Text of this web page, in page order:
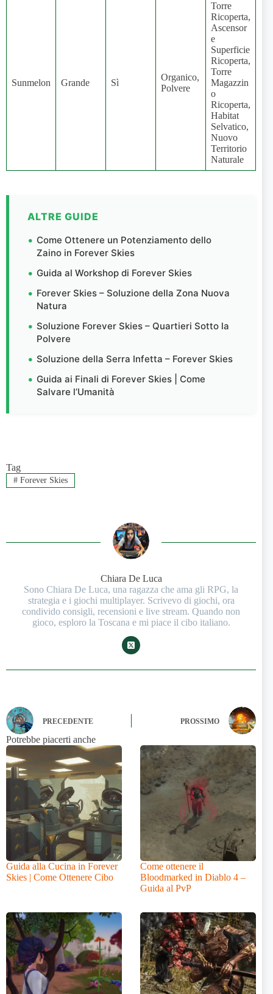
Sunmelon Grande Sì
Organico,
Polvere
Torre
Ricoperta,
Ascensor
e
Superficie
Ricoperta,
Torre
Magazzin
o
Ricoperta,
Habitat
Selvatico,
Nuovo
Territorio
Naturale
ALTRE GUIDE
Come Ottenere un Potenziamento dello
Zaino in Forever Skies
Guida al Workshop di Forever Skies
Forever Skies – Soluzione della Zona Nuova
Natura
Soluzione Forever Skies – Quartieri Sotto la
Polvere
Soluzione della Serra Infetta – Forever Skies
Guida ai Finali di Forever Skies | Come
Salvare l’Umanità
Tag
#Forever Skies
Chiara De Luca
Sono Chiara De Luca, una ragazza che ama gli RPG, la
strategia e i giochi multiplayer. Scrivevo di giochi, ora
condivido consigli, recensioni e live stream. Quando non
gioco, esploro la Toscana e mi piace il cibo italiano.
PRECEDENTE PROSSIMO
Potrebbe piacerti anche
Guida alla Cucina in Forever
Skies | Come Ottenere Cibo
Come ottenere il
Bloodmarked in Diablo 4 –
Guida al PvP